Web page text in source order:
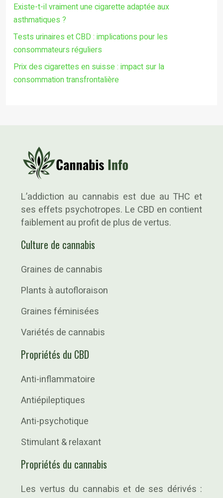
Existe-t-il vraiment une cigarette adaptée aux
asthmatiques ?
Tests urinaires et CBD : implications pour les
consommateurs réguliers
Prix des cigarettes en suisse : impact sur la
consommation transfrontalière
L’addiction au cannabis est due au THC et
ses effets psychotropes. Le CBD en contient
faiblement au profit de plus de vertus.
Culture de cannabis
Graines de cannabis
Plants à autofloraison
Graines féminisées
Variétés de cannabis
Propriétés du CBD
Anti-inflammatoire
Antiépileptiques
Anti-psychotique
Stimulant & relaxant
Propriétés du cannabis
Les vertus du cannabis et de ses dérivés :